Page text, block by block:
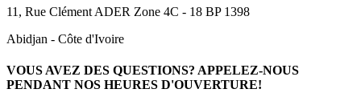
11, Rue Clément ADER Zone 4C - 18 BP 1398
Abidjan - Côte d'Ivoire
VOUS AVEZ DES QUESTIONS? APPELEZ-NOUS
PENDANT NOS HEURES D'OUVERTURE!